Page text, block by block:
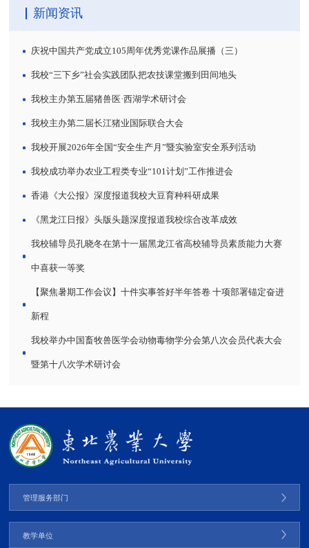
新闻资讯
庆祝中国共产党成立105周年优秀党课作品展播（三）
我校“三下乡”社会实践团队把农技课堂搬到田间地头
我校主办第五届猪兽医·西湖学术研讨会
我校主办第二届长江猪业国际联合大会
我校开展2026年全国“安全生产月”暨实验室安全系列活动
我校成功举办农业工程类专业“101计划”工作推进会
香港《大公报》深度报道我校大豆育种科研成果
《黑龙江日报》头版头题深度报道我校综合改革成效
我校辅导员孔晓冬在第十一届黑龙江省高校辅导员素质能力大赛
中喜获一等奖
【聚焦暑期工作会议】十件实事答好半年答卷 十项部署锚定奋进
新程
我校举办中国畜牧兽医学会动物毒物学分会第八次会员代表大会
暨第十八次学术研讨会
管理服务部门
教学单位